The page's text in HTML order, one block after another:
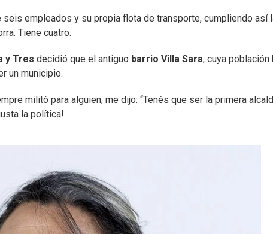
seis empleados y su propia flota de transporte, cumpliendo así
Tiene cuatro.
y Tres decidió que el antiguo barrio Villa Sara, cuya población
un municipio.
militó para alguien, me dijo: “Tenés que ser la primera
la política!